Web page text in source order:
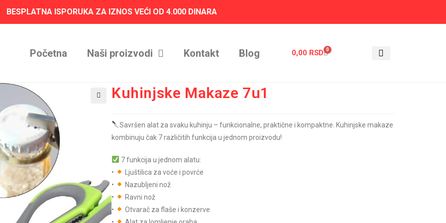
BESPLATNA ISPORUKA ZA IZNOS VEĆI OD 4.000 DINARA
Početna Naši proizvodi Kontakt Blog 0,00 RSD 0
Kuhinjske Makaze 7u1
Savršen alat za svaku kuhinju – funkcionalne, praktične i kompaktne. Kuhinjske makaze
kombinuju čak 7 različitih funkcija u jednom proizvodu!
7 funkcija u jednom alatu:
•
Ljuštilica za voće i povrće
•
Nazubljeni nož
•
Ravni nož
•
Otvarač za flaše i konzerve